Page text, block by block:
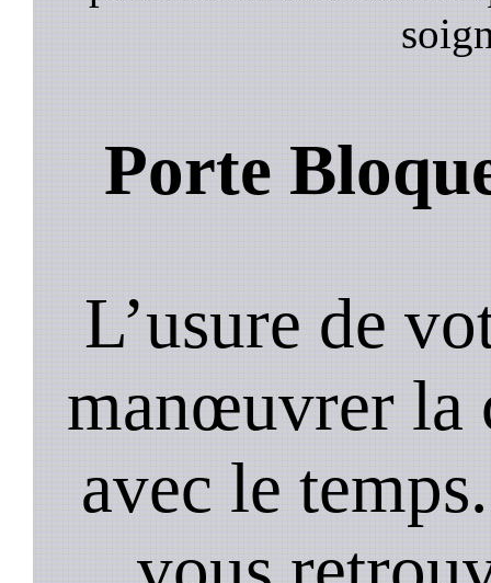
Porte
L’usure de
manœuvrer la
avec le